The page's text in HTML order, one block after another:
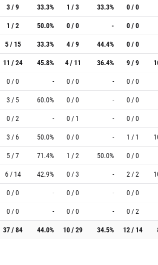
3 / 9 33.3% 1 / 3 33.3% 0 / 0
1 / 2 50.0% 0 / 0 - 0 / 0
5 / 15 33.3% 4 / 9 44.4% 0 / 0
11 / 24 45.8% 4 / 11 36.4% 9 / 9
0 / 0 - 0 / 0 - 0 / 0
3 / 5 60.0% 0 / 0 - 0 / 0
0 / 2 - 0 / 1 - 0 / 0
3 / 6 50.0% 0 / 0 - 1 / 1
5 / 7 71.4% 1 / 2 50.0% 0 / 0
6 / 14 42.9% 0 / 3 - 2 / 2
0 / 0 - 0 / 0 - 0 / 0
0 / 0 - 0 / 0 - 0 / 2
37 / 84 44.0% 10 / 29 34.5% 12 / 14